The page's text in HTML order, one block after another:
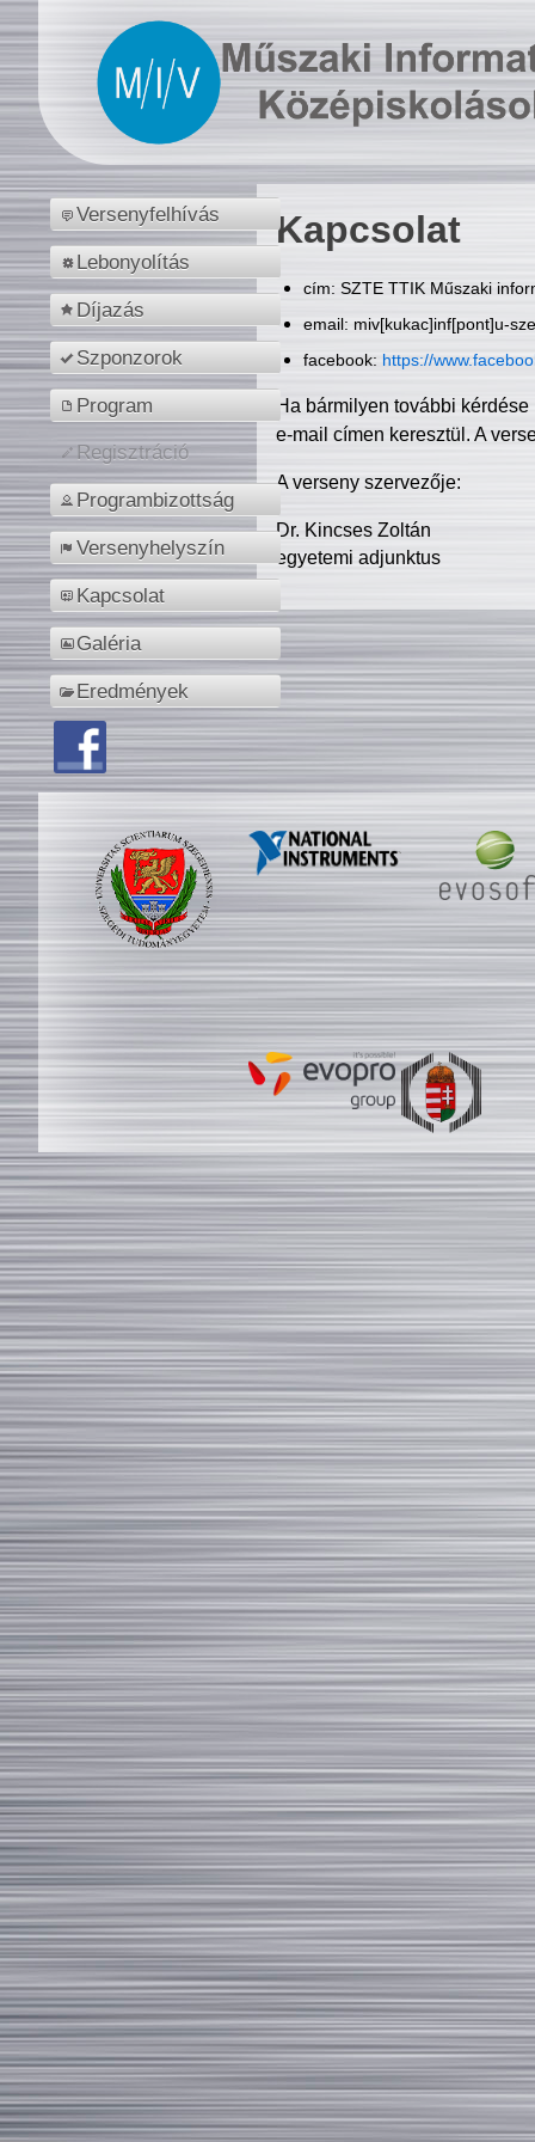
Versenyfelhívás
Lebonyolítás
Díjazás
Szponzorok
Program
Regisztráció
Programbizottság
Versenyhelyszín
Kapcsolat
Galéria
Eredmények
Kapcsolat
cím: SZTE TTIK Műszaki
email: miv[kukac]inf[pont]u-
facebook: https://
Ha bármilyen további
e-mail címen keresztül. A
A verseny szervezője:
Dr. Kincses Zoltán
egyetemi adjunktus